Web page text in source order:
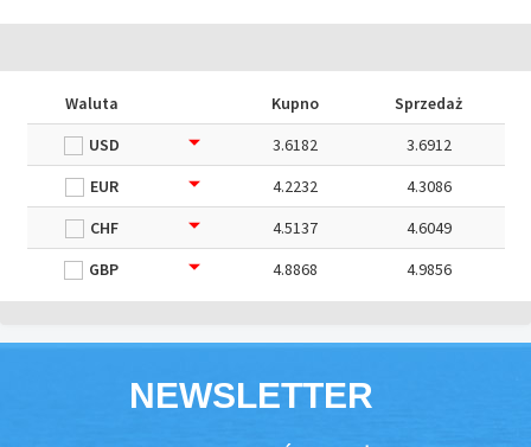
Waluta Kupno
Sprzedaż
USD
3.6182
3.6912
EUR
4.2232
4.3086
CHF
4.5137
4.6049
GBP
4.8868 4.9856
NEWSLETTER